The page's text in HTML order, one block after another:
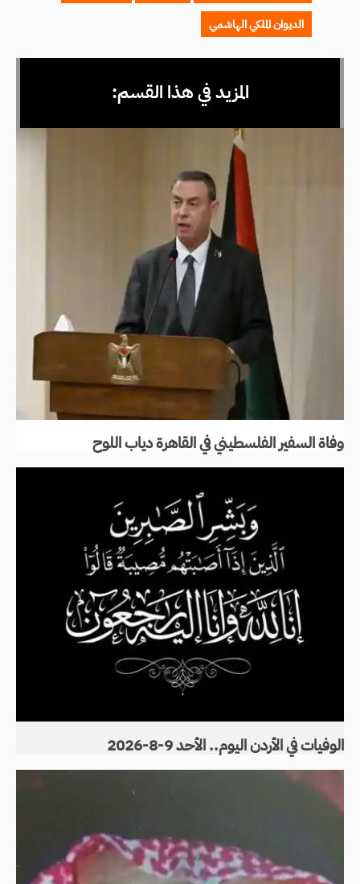
الديوان الملكي الهاشمي
المزيد في هذا القسم:
وفاة السفير الفلسطيني في القاهرة دياب اللوح
الوفيات في الأردن اليوم.. الأحد 9-8-2026